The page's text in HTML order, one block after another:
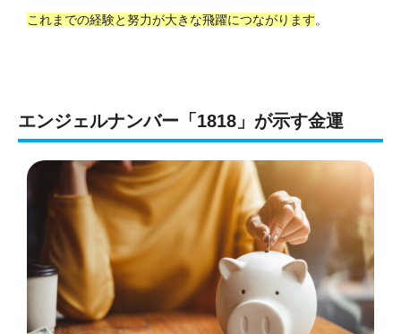
これまでの経験と努力が大きな飛躍につながります。
エンジェルナンバー「1818」が示す金運